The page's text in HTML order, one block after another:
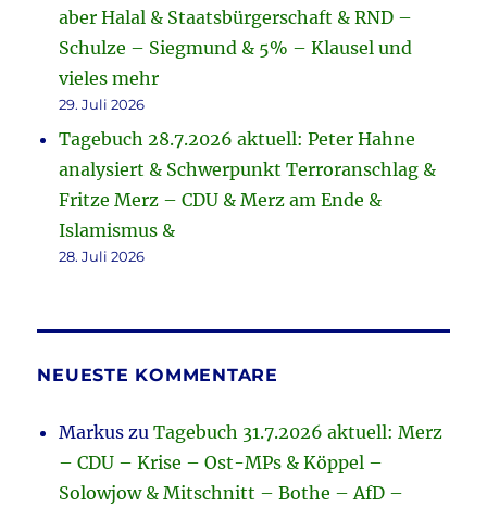
aber Halal & Staatsbürgerschaft & RND –
Schulze – Siegmund & 5% – Klausel und
vieles mehr
29. Juli 2026
Tagebuch 28.7.2026 aktuell: Peter Hahne
analysiert & Schwerpunkt Terroranschlag &
Fritze Merz – CDU & Merz am Ende &
Islamismus &
28. Juli 2026
NEUESTE KOMMENTARE
Markus zuTagebuch 31.7.2026 aktuell: Merz
– CDU – Krise – Ost-MPs & Köppel –
Solowjow & Mitschnitt – Bothe – AfD –